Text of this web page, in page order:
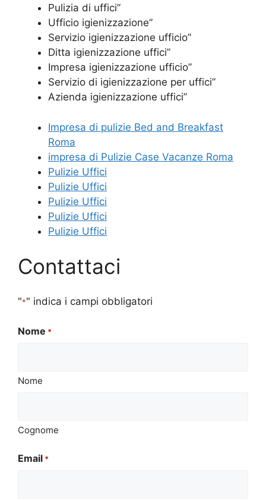
Pulizia di uffici”
Ufficio igienizzazione”
Servizio igienizzazione ufficio”
Ditta igienizzazione uffici”
Impresa igienizzazione ufficio”
Servizio di igienizzazione per uffici”
Azienda igienizzazione uffici”
Impresa di pulizie Bed and Breakfast
Roma
impresa di Pulizie Case Vacanze Roma
Pulizie Uffici
Pulizie Uffici
Pulizie Uffici
Pulizie Uffici
Pulizie Uffici
Contattaci
"*" indica i campi obbligatori
Nome *
Nome
Cognome
Email *